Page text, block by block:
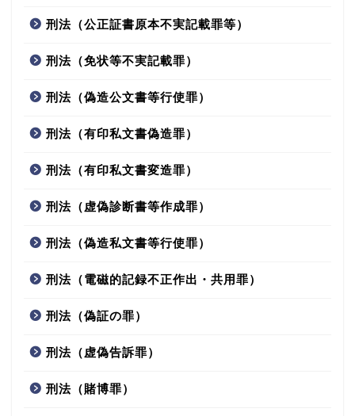
刑法（公正証書原本不実記載罪等）
刑法（免状等不実記載罪）
刑法（偽造公文書等行使罪）
刑法（有印私文書偽造罪）
刑法（有印私文書変造罪）
刑法（虚偽診断書等作成罪）
刑法（偽造私文書等行使罪）
刑法（電磁的記録不正作出・共用罪）
刑法（偽証の罪）
刑法（虚偽告訴罪）
刑法（賭博罪）